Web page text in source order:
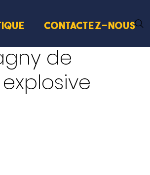
Contactez-nous
de